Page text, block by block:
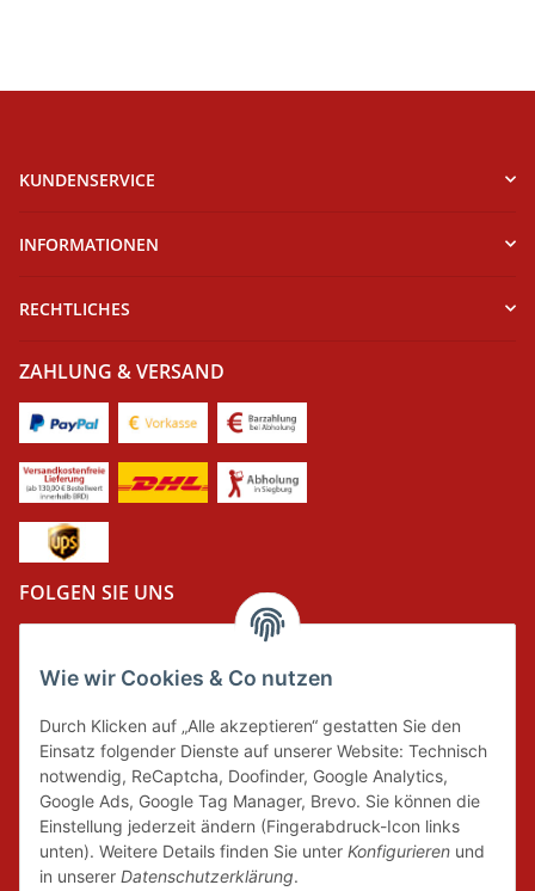
Wie wir Cookies & Co nutzen
Durch Klicken auf „Alle akzeptieren“ gestatten Sie den
Einsatz folgender Dienste auf unserer Website: Technisch
notwendig, ReCaptcha, Doofinder, Google Analytics,
Google Ads, Google Tag Manager, Brevo. Sie können die
Einstellung jederzeit ändern (Fingerabdruck-Icon links
unten). Weitere Details finden Sie unter Konfigurieren und
in unserer Datenschutzerklärung.
KUNDENSERVICE
INFORMATIONEN
RECHTLICHES
ZAHLUNG & VERSAND
FOLGEN SIE UNS
Wir tragen Verantwortung und erfüllen unsere
Pflichten zur Systembeteiligung nach dem
Verpackungsgesetz.
FAIRCOMMERCE